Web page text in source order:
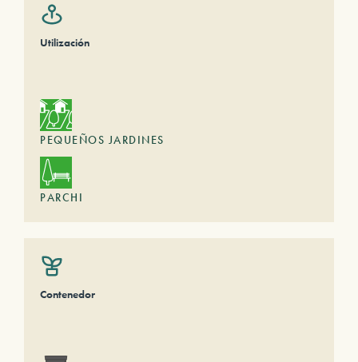
Utilización
PEQUEÑOS JARDINES
PARCHI
Contenedor